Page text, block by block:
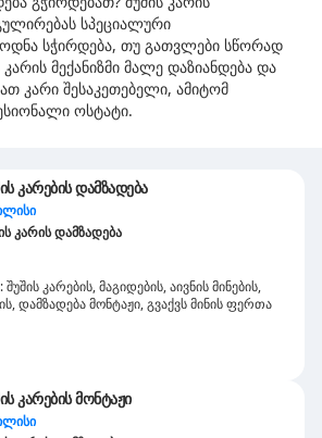
სპეციალური
სჭირდება, თუ გათვლები სწორად
მექანიზმი მალე დაზიანდება და
კარი შესაკეთებელი, ამიტომ
ოსტატი.
კარების დამზადება
კარის დამზადება
კარების, მაგიდების, აივნის მინების,
დამზადება მონტაჟი, გვაქვს მინის ფერთა
კარების მონტაჟი